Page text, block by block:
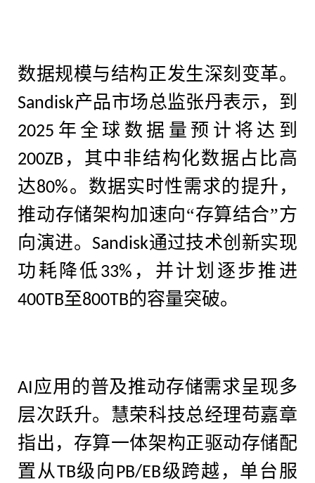
数据规模与结构正发生深刻变革。
Sandisk产品市场总监张丹表示，到
2025 年全球数据量预计将达到
200ZB ，其中非结构化数据占比高
达80%。数据实时性需求的提升，
推动存储架构加速向“存算结合”方
向演进。 Sandisk通过技术创新实现
功耗降低 33% ，并计划逐步推进
400TB至800TB的容量突破。
AI应用的普及推动存储需求呈现多
层次跃升。慧荣科技总经理苟嘉章
指出，存算一体架构正驱动存储配
置从TB级向PB/EB级跨越，单台服